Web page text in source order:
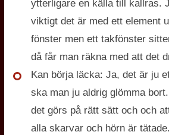
ytterligare en källa till kallras.
viktigt det är med ett element
fönster men ett takfönster
då får man räkna med att det
Kan börja läcka: Ja, det är ju
ska man ju aldrig glömma
det görs på rätt sätt och och
alla skarvar och hörn är tätade.